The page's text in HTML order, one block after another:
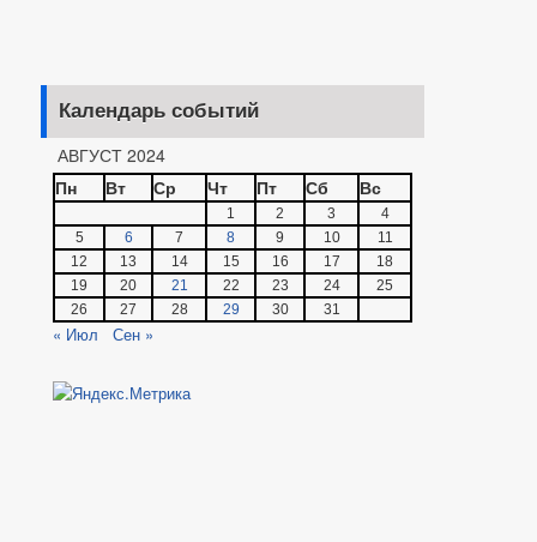
Календарь событий
АВГУСТ 2024
Пн
Вт Ср Чт Пт Сб Вс
1 2 3
4
5
6 7 8 9 10
11
12
13 14 15 16 17
18
19
20 21 22 23 24
25
26
27 28 29 30 31
« Июл Сен »